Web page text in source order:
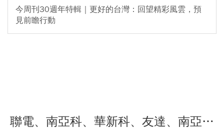
今周刊30週年特輯｜更好的台灣：回望精彩風雲，預
見前瞻行動
聯電、南亞科、華新科、友達、南亞…